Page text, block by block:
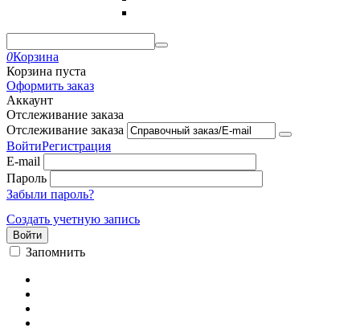
0Корзина
Корзина пуста
Оформить заказ
Аккаунт
Отслеживание заказа
Отслеживание заказа
ВойтиРегистрация
E-mail
Пароль
Забыли пароль?
Создать учетную запись
Войти
Запомнить